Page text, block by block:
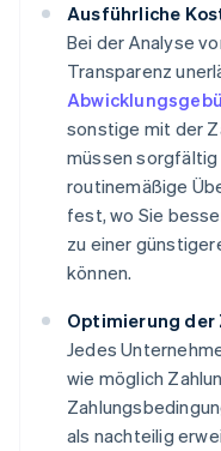
Ausführliche
Bei der Analyse
Transparenz
sonstige mit der
müssen
routinemäßige
fest, wo Sie
zu einer
können.
Optimierung der
Jedes
wie möglich
als nachteilig